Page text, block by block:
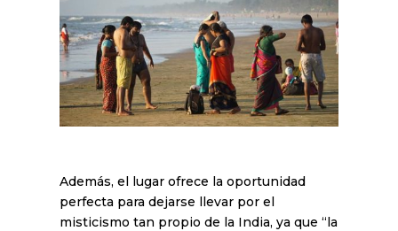
Además, el lugar ofrece la oportunidad
perfecta para dejarse llevar por el
misticismo tan propio de la India, ya que “la